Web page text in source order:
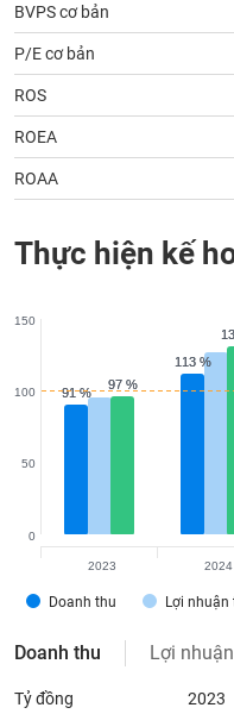
BVPS cơ bản
P/E cơ bản
ROS
ROEA
ROAA
Thực hiện kế
91 %
91 %
113 %
113 %
97 %
97 %
Doanh thu Lợi
0
50
100
150
2023 2024
Doanh thu Lợi nhuận
Tỷ đồng 2023